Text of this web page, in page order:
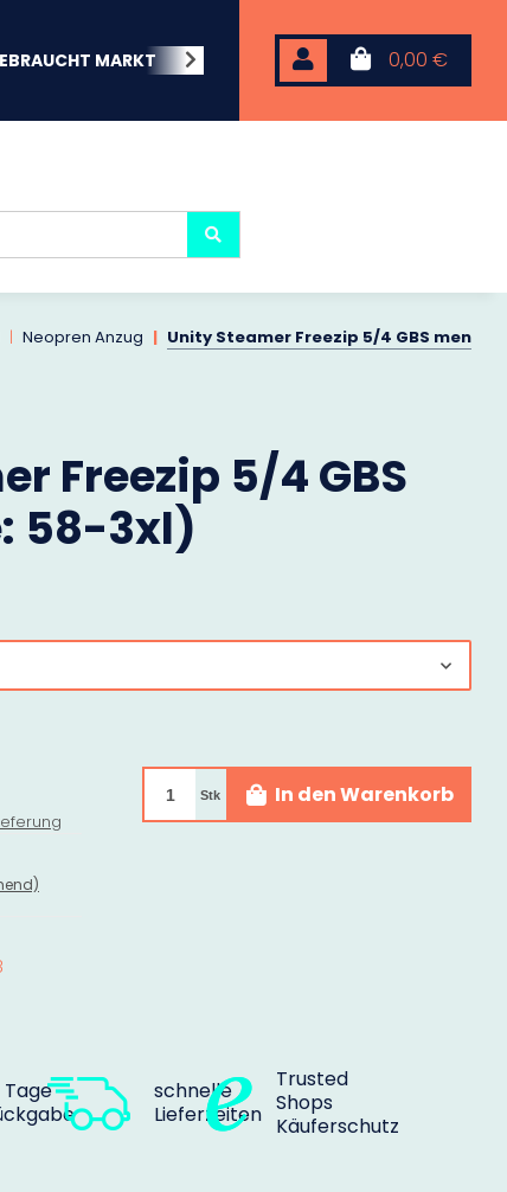
0,00 €
MARKT BEACHWEAR NEOPREN
Neopren Anzug Unity Steamer Freezip 5/4 GBS men
Freezip 5/4 GBS
58-3xl)
Stk In den Warenkorb
Tage
schnelle
Lieferzeiten
Trusted
Shops
Käuferschutz